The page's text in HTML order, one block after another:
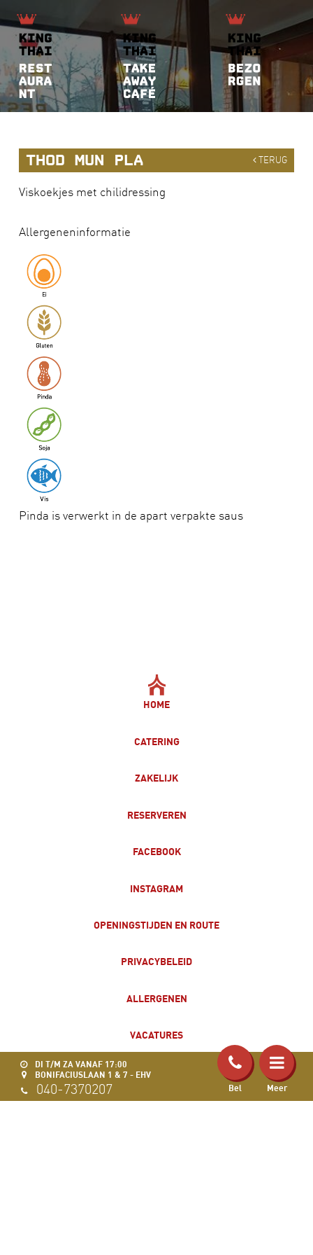
TERUG
THOD MUN PLA
Viskoekjes met chilidressing
Allergeneninformatie
Pinda is verwerkt in de apart verpakte saus
HOME
CATERING
ZAKELIJK
RESERVEREN
FACEBOOK
INSTAGRAM
OPENINGSTIJDEN EN ROUTE
PRIVACYBELEID
ALLERGENEN
VACATURES
DI T/M ZA VANAF 17:00
BONIFACIUSLAAN 1 & 7 - EHV
040-7370207 Bel Meer